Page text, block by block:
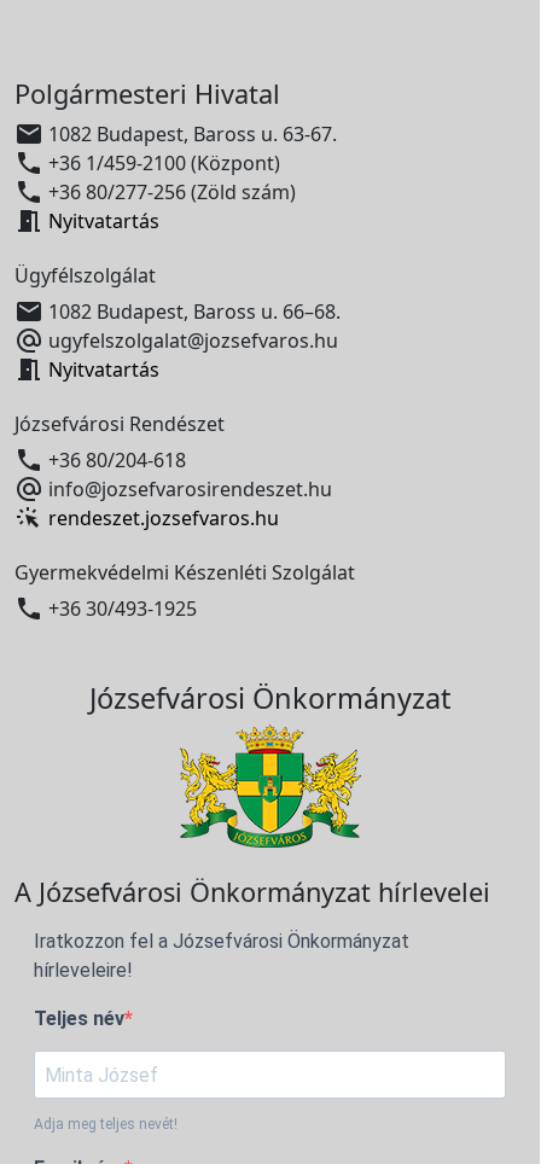
Polgármesteri Hivatal
 1082 Budapest, Baross u. 63-67.
 +36 1/459-2100 (Központ)
 +36 80/277-256 (Zöld szám)
 Nyitvatartás
Ügyfélszolgálat
 1082 Budapest, Baross u. 66–68.
 ugyfelszolgalat@jozsefvaros.hu
 Nyitvatartás
Józsefvárosi Rendészet
 +36 80/204-618
 info@jozsefvarosirendeszet.hu
rendeszet.jozsefvaros.hu
Gyermekvédelmi Készenléti Szolgálat
 +36 30/493-1925
Józsefvárosi Önkormányzat
A Józsefvárosi Önkormányzat hírlevelei
Iratkozzon fel a Józsefvárosi Önkormányzat
hírleveleire!
Teljes név
Adja meg teljes nevét!